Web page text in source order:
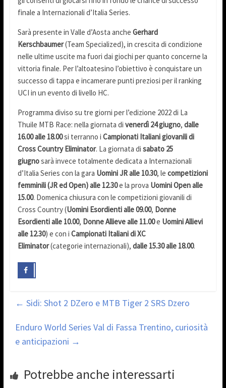
finale a Internazionali d’Italia Series.
Sarà presente in Valle d’Aosta anche Gerhard
Kerschbaumer(Team Specialized), in crescita di condizione
nelle ultime uscite ma fuori dai giochi per quanto concerne la
vittoria finale. Per l’altoatesino l’obiettivo è conquistare un
successo di tappa e incamerare punti preziosi per il ranking
UCI in un evento di livello HC.
Programma diviso su tre giorni per l’edizione 2022 di La
Thuile MTB Race: nella giornata di venerdì 24 giugno, dalle
16.00 alle 18.00si terranno i Campionati Italiani giovanili di
Cross Country Eliminator. La giornata di sabato 25
giugnosarà invece totalmente dedicata a Internazionali
d’Italia Series con la gara Uomini JR alle 10.30, le competizioni
femminili (JR ed Open) alle 12.30e la prova Uomini Open alle
15.00. Domenica chiusura con le competizioni giovanili di
Cross Country (Uomini Esordienti alle 09.00, Donne
Esordienti alle 10.00, Donne Allieve alle 11.00e Uomini Allievi
alle 12.30) e con i Campionati Italiani di XC
Eliminator(categorie internazionali), dalle 15.30 alle 18.00.
← Sidi: Shot 2 DZero e MTB Tiger 2 SRS Dzero
Enduro World Series Val di Fassa Trentino, curiosità
e anticipazioni →
Potrebbe anche interessarti